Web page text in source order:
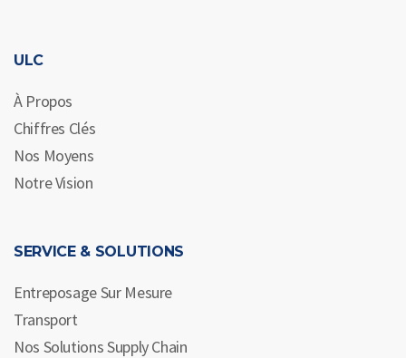
ULC
À Propos
Chiffres Clés
Nos Moyens
Notre Vision
SERVICE & SOLUTIONS
Entreposage Sur Mesure
Transport
Nos Solutions Supply Chain